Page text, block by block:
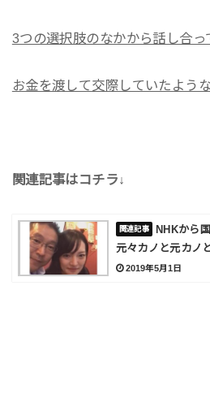
3つの選択肢のなかから話し合っ
お金を渡して交際していたよう
関連記事はコチラ↓
NHKから
元々カノと元カノ
2019年5月1日